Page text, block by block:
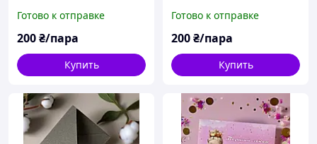
Готово к отправке
200₴/пара
Купить
Готово к отправке
200₴/пара
Купить